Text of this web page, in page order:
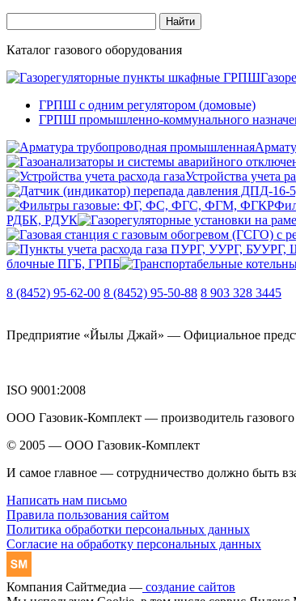
Каталог газового оборудования
ГРПШ с одним регулятором (домовые)
ГРПШ промышленно-коммунального
Устройства учета
РДБК, РДУК
блочные ПГБ, ГРПБ
8 (8452) 95-62-00 8 (8452) 95-50-88 8 903 328 3445
Предприятие «Йылы Джай» — Официальное
ISO 9001:2008
ООО Газовик-Комплект — производитель
© 2005 — ООО Газовик-Комплект
И самое главное — сотрудничество должно быть
Написать нам письмо
Правила пользования сайтом
Политика обработки персональных данных
Согласие на обработку персональных данных
Компания Сайтмедиа — создание сайтов